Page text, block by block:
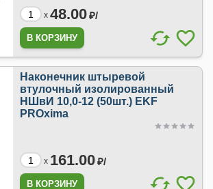
x 48.00₽/
Наконечник штыревой
втулочный изолированный
НШвИ 10,0-12 (50шт.) EKF
PROxima
x 161.00₽/